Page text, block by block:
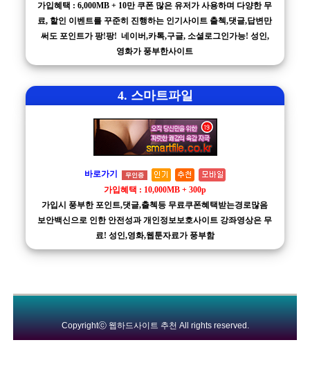
가입혜택 : 6,000MB + 10만 쿠폰 많은 유저가 사용하며 다양한 무
료, 할인 이벤트를 꾸준히 진행하는 인기사이트 출첵,댓글,답변만
써도 포인트가 팡!팡! 네이버,카톡,구글, 소셜로그인가능! 성인,
영화가 풍부한사이트
4. 스마트파일
바로가기 무인증
가입혜택 : 10,000MB + 300p
가입시 풍부한 포인트,댓글,출첵등 무료쿠폰혜택받는경로많음
보안백신으로 인한 안전성과 개인정보보호사이트 강좌영상은 무
료! 성인,영화,웹툰자료가 풍부함
Copyrightⓒ 웹하드사이트 추천 All rights reserved.